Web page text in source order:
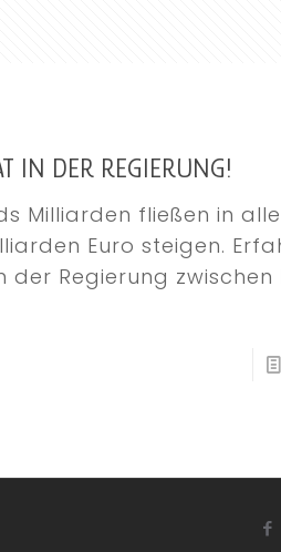
IN DER REGIERUNG!
Milliarden fließen in
Euro steigen.
Regierung zwischen